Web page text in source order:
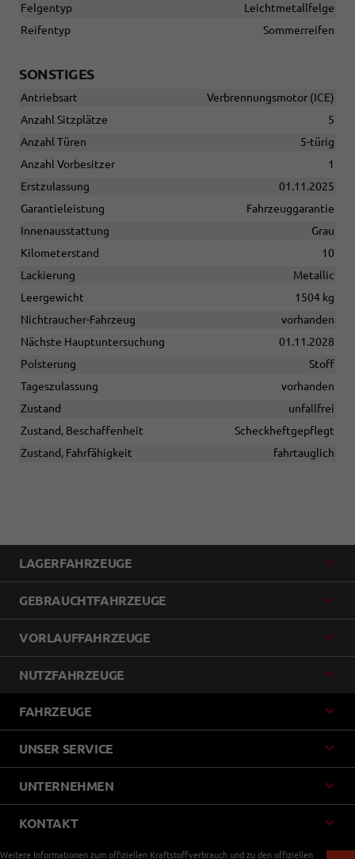
Felgentyp
Leichtmetallfelge
Reifentyp
Sommerreifen
SONSTIGES
Antriebsart
Verbrennungsmotor (ICE)
Anzahl Sitzplätze
5
Anzahl Türen
5-türig
Anzahl Vorbesitzer
1
Erstzulassung
01.11.2025
Garantieleistung
Fahrzeuggarantie
Innenausstattung
Grau
Kilometerstand
10
Lackierung
Metallic
Leergewicht
1504 kg
Nichtraucher-Fahrzeug
vorhanden
Nächste Hauptuntersuchung
01.11.2028
Polsterung
Stoff
Tageszulassung
vorhanden
Zustand
unfallfrei
Zustand, Beschaffenheit
Scheckheftgepflegt
Zustand, Fahrfähigkeit
fahrtauglich
LAGERFAHRZEUGE
GEBRAUCHTFAHRZEUGE
VORLAUFFAHRZEUGE
NUTZFAHRZEUGE
FAHRZEUGE
UNSER SERVICE
UNTERNEHMEN
KONTAKT
Weitere Informationen zum offiziellen Kraftstoffverbrauch und zu den offiziellen